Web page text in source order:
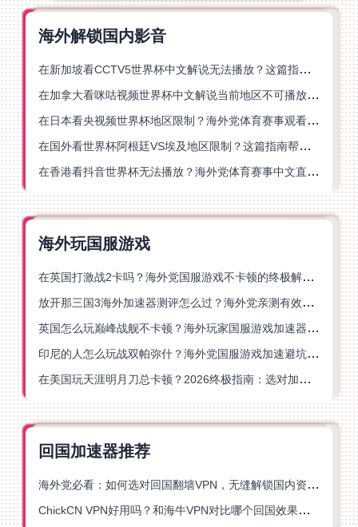
海外解锁国内影音
在新加坡看CCTV5世界杯中文解说无法播放？这篇指南帮你解锁海外体育直播自由
在加拿大看咪咕视频世界杯中文解说当前地区不可播放？这篇指南帮你一键解决
在日本看央视频世界杯地区限制？海外党体育赛事观看终极指南
在国外看世界杯阿根廷VS埃及地区限制？这篇指南帮你搞定中文直播+解说
在香港看抖音世界杯无法播放？海外党体育赛事中文直播终极指南
海外玩国服游戏
在英国打激战2卡吗？海外党国服游戏不卡顿的终极解决方案
放开那三国3海外加速器测评怎么过？海外党亲测有效的国服游戏加速指南
英国怎么玩巅峰战舰不卡顿？海外玩家国服游戏加速器终极指南
印尼的人怎么玩战双帕弥什？海外党国服游戏加速避坑指南
在美国玩天涯明月刀总卡顿？2026终极指南：选对加速器让你丝滑连招
回国加速器推荐
海外党必看：如何选对回国翻墙VPN，无缝解锁国内资源？
ChickCN VPN好用吗？和海牛VPN对比哪个回国效果更好？